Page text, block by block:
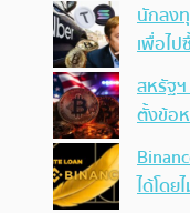
นักลง
เพื่อไป
สหรัฐ
ตั้งข้อ
ได้โด